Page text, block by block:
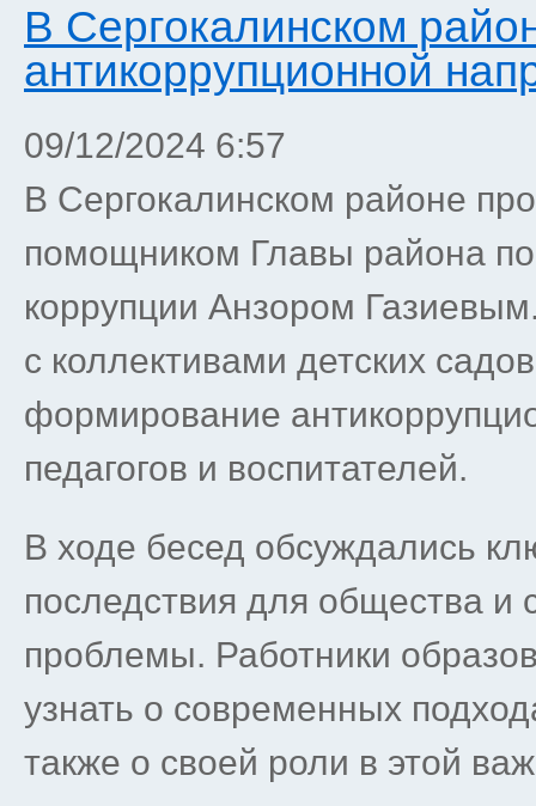
В Сергокалинском
антикоррупционной
09/12/2024 6:57
В Сергокалинском районе
помощником Главы района
коррупции Анзором
с коллективами детских
формирование
педагогов и воспитателей.
В ходе бесед обсуждались
последствия для общества и
проблемы. Работники
узнать о современных
также о своей роли в этой